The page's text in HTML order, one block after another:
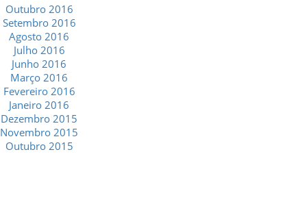
Outubro 2016
Setembro 2016
Agosto 2016
Julho 2016
Junho 2016
Março 2016
Fevereiro 2016
Janeiro 2016
Dezembro 2015
Novembro 2015
Outubro 2015